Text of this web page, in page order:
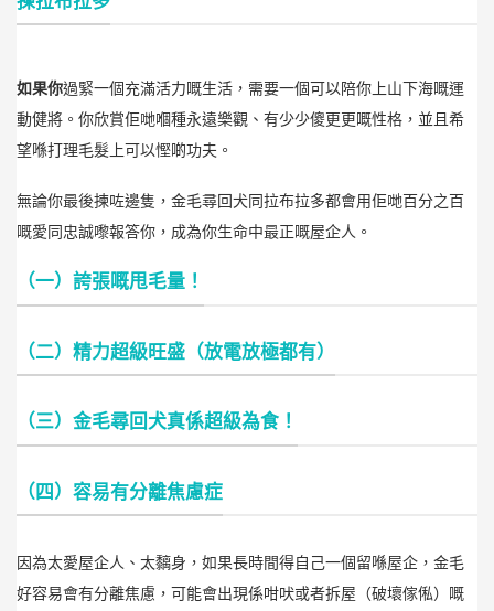
如果你過緊一個充滿活力嘅生活，需要一個可以陪你上山下海嘅運
動健將。你欣賞佢哋嗰種永遠樂觀、有少少傻更更嘅性格，並且希
望喺打理毛髮上可以慳啲功夫。
無論你最後揀咗邊隻，金毛尋回犬同拉布拉多都會用佢哋百分之百
嘅愛同忠誠嚟報答你，成為你生命中最正嘅屋企人。
（一）誇張嘅甩毛量！
（二）精力超級旺盛（放電放極都有）
（三）金毛尋回犬真係超級為食！
（四）容易有分離焦慮症
因為太愛屋企人、太黐身，如果長時間得自己一個留喺屋企，金毛
好容易會有分離焦慮，可能會出現係咁吠或者拆屋（破壞傢俬）嘅